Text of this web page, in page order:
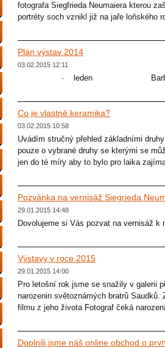
fotografa Siegfrieda Neumaiera kterou
portréty soch vznikl již na jaře loňského
Plán výstav 2014
03.02.2015 12:11
· leden Barbara Issa
Co je vlastně keramika?
03.02.2015 10:58
Uvádím stručný přehled základními
pouze o vybrané druhy se kterými se
jen do té míry aby to bylo pro laika
Pozvánka na vernisáž Siegrieda
29.01.2015 14:48
Dovolujeme si Vás pozvat na vernisáž
Výstavy v roce 2015
29.01.2015 14:00
Pro letošní rok jsme se snažily v galerii
narozenin světoznámých bratrů
filmu z jeho života Fotograf čeká
Doplnili jsme náš online obchod o